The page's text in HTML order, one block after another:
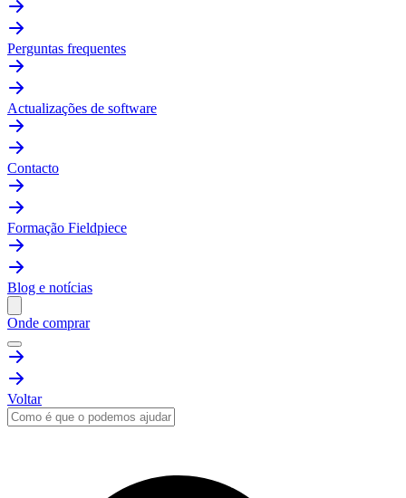
Perguntas frequentes
Actualizações de software
Contacto
Formação Fieldpiece
Blog e notícias
Onde comprar
Voltar